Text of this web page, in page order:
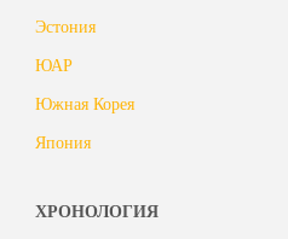
Эстония
ЮАР
Южная Корея
Япония
ХРОНОЛОГИЯ